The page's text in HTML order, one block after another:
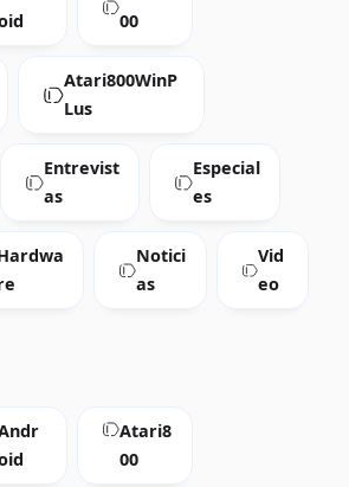
00
Atari800WinP
Lus
Entrevist
as
Especial
es
Notici
as
Vid
eo
Atari8
00